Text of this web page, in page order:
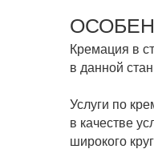
Кремация в
в данной
Услуги по
в качестве
широкого